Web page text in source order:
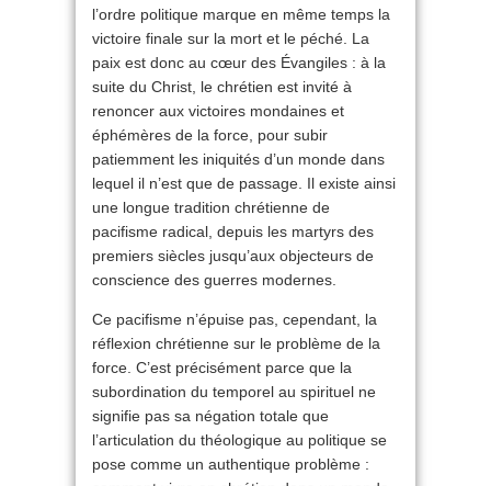
l’ordre politique marque en même temps la
victoire finale sur la mort et le péché. La
paix est donc au cœur des Évangiles : à la
suite du Christ, le chrétien est invité à
renoncer aux victoires mondaines et
éphémères de la force, pour subir
patiemment les iniquités d’un monde dans
lequel il n’est que de passage. Il existe ainsi
une longue tradition chrétienne de
pacifisme radical, depuis les martyrs des
premiers siècles jusqu’aux objecteurs de
conscience des guerres modernes.
Ce pacifisme n’épuise pas, cependant, la
réflexion chrétienne sur le problème de la
force. C’est précisément parce que la
subordination du temporel au spirituel ne
signifie pas sa négation totale que
l’articulation du théologique au politique se
pose comme un authentique problème :